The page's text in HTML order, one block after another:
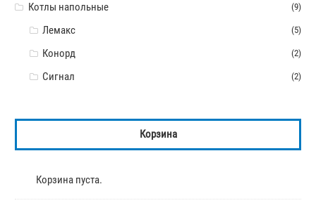
Котлы напольные (9)
Лемакс (5)
Конорд (2)
Сигнал (2)
Корзина
Корзина пуста.